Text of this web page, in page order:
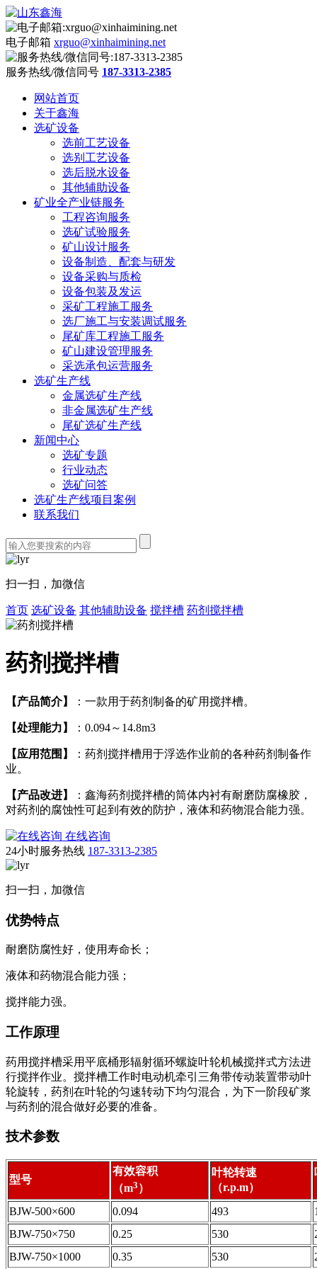
电子邮箱 xrguo@xinhaimining.net
服务热线/微信同号 187-3313-2385
网站首页
关于鑫海
选矿设备
选前工艺设备
选别工艺设备
选后脱水设备
其他辅助设备
矿业全产业链服务
工程咨询服务
选矿试验服务
矿山设计服务
设备制造、配套与研发
设备采购与质检
设备包装及发运
采矿工程施工服务
选厂施工与安装调试服务
尾矿库工程施工服务
矿山建设管理服务
采选承包运营服务
选矿生产线
金属选矿生产线
非金属选矿生产线
尾矿选矿生产线
新闻中心
选矿专题
行业动态
选矿问答
选矿生产线项目案例
联系我们
扫一扫，加微信
首页 选矿设备 其他辅助设备 搅拌槽 药剂搅拌槽
药剂搅拌槽
【产品简介】 ：一款用于药剂制备的矿用搅拌槽。
【处理能力】 ：0.094～14.8m3
【应用范围】
：药剂搅拌槽用于浮选作业前的各种药剂制备作
业。
【产品改进】
：鑫海药剂搅拌槽的筒体内衬有耐磨防腐橡胶，
对药剂的腐蚀性可起到有效的防护，液体和药物混合能力强。
在线咨询
24小时服务热线 187-3313-2385
扫一扫，加微信
优势特点
耐磨防腐性好，使用寿命长；
液体和药物混合能力强；
搅拌能力强。
工作原理
药用搅拌槽采用平底桶形辐射循环螺旋叶轮机械搅拌式方法进
行搅拌作业。搅拌槽工作时电动机牵引三角带传动装置带动叶
轮旋转，药剂在叶轮的匀速转动下均匀混合，为下一阶段矿浆
与药剂的混合做好必要的准备。
技术参数
型号
有效容积
（m3 ）
叶轮转速
（r.p.m）
BJW-500×600
0.094 493
BJW-750×750
0.25 530
BJW-750×1000
0.35 530